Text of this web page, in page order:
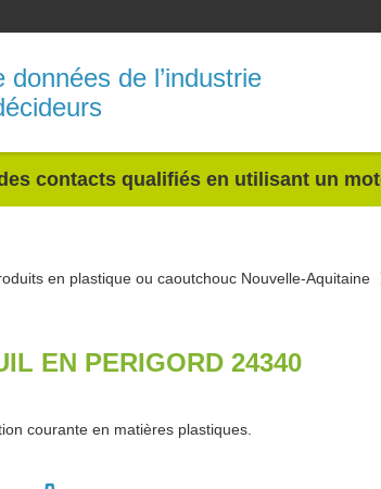
données de l’industrie
contacts qualifiés en utilisant un
en plastique ou caoutchouc Nouvelle-Aquitaine
EN PERIGORD 24340
courante en matières plastiques.